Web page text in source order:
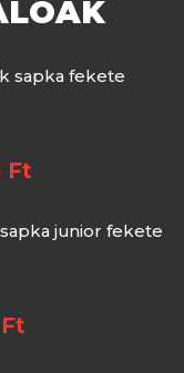
sapka fekete
Ft
junior fekete